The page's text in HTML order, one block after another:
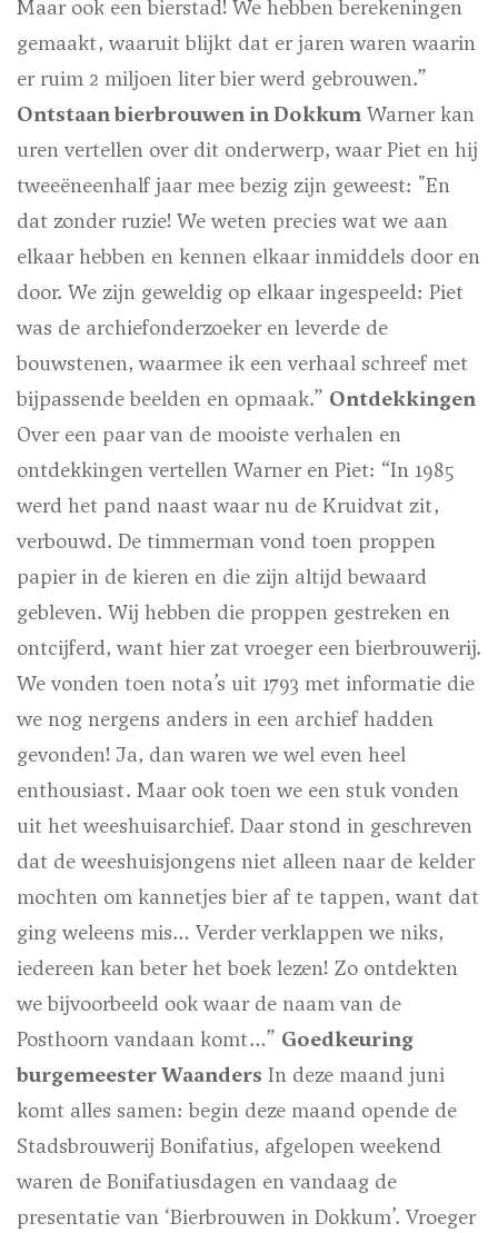
Maar ook een bierstad! We hebben berekeningen
gemaakt, waaruit blijkt dat er jaren waren waarin
er ruim 2 miljoen liter bier werd gebrouwen.”
Ontstaan bierbrouwen in Dokkum Warner kan
uren vertellen over dit onderwerp, waar Piet en hij
tweeëneenhalf jaar mee bezig zijn geweest: "En
dat zonder ruzie! We weten precies wat we aan
elkaar hebben en kennen elkaar inmiddels door en
door. We zijn geweldig op elkaar ingespeeld: Piet
was de archiefonderzoeker en leverde de
bouwstenen, waarmee ik een verhaal schreef met
bijpassende beelden en opmaak.” Ontdekkingen
Over een paar van de mooiste verhalen en
ontdekkingen vertellen Warner en Piet: “In 1985
werd het pand naast waar nu de Kruidvat zit,
verbouwd. De timmerman vond toen proppen
papier in de kieren en die zijn altijd bewaard
gebleven. Wij hebben die proppen gestreken en
ontcijferd, want hier zat vroeger een bierbrouwerij.
We vonden toen nota’s uit 1793 met informatie die
we nog nergens anders in een archief hadden
gevonden! Ja, dan waren we wel even heel
enthousiast. Maar ook toen we een stuk vonden
uit het weeshuisarchief. Daar stond in geschreven
dat de weeshuisjongens niet alleen naar de kelder
mochten om kannetjes bier af te tappen, want dat
ging weleens mis… Verder verklappen we niks,
iedereen kan beter het boek lezen! Zo ontdekten
we bijvoorbeeld ook waar de naam van de
Posthoorn vandaan komt…” Goedkeuring
burgemeester Waanders In deze maand juni
komt alles samen: begin deze maand opende de
Stadsbrouwerij Bonifatius, afgelopen weekend
waren de Bonifatiusdagen en vandaag de
presentatie van ‘Bierbrouwen in Dokkum’. Vroeger